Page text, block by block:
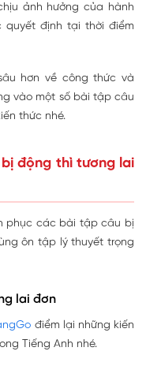
ảnh hưởng của hành
quyết định tại thời điểm
hơn về công thức và
vào một số bài tập câu
thức nhé.
động thì tương lai
phục các bài tập câu bị
ôn tập lý thuyết trọng
lai đơn
điểm lại những kiến
Tiếng Anh nhé.